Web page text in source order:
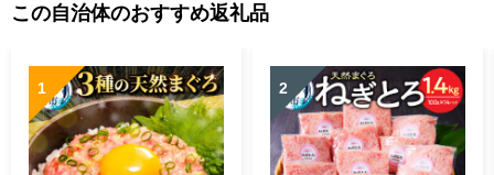
この自治体のおすすめ返礼品
1 2